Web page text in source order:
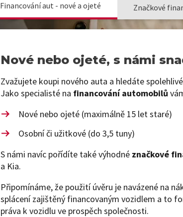
Financování aut - nové a ojeté Značkové
Nové nebo ojeté, s námi
Zvažujete koupi nového auta a hledáte
Jako specialisté na financování automobilů
Nové nebo ojeté (maximálně 15 let staré)
Osobní či užitkové (do 3,5 tuny)
S námi navíc pořídíte také výhodné značkové
a Kia.
Připomínáme, že použití úvěru je navázené na
splácení zajištěný financovaným vozidlem a to
práva k vozidlu ve prospěch společnosti.